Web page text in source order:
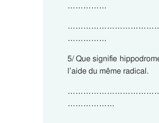
……………
……………
5/ Que signifie
l’aide du même radical.
………………